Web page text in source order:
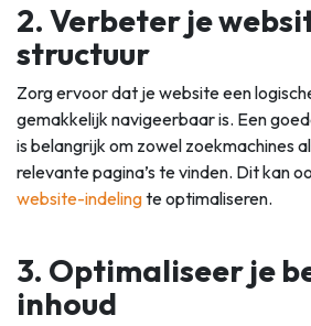
2. Verbeter je
structuur
Zorg ervoor dat je website een
gemakkelijk navigeerbaar is. Een
is belangrijk om zowel zoekmachines
relevante pagina’s te vinden. Dit kan
website-indelingte optimaliseren.
3. Optimaliseer je
inhoud